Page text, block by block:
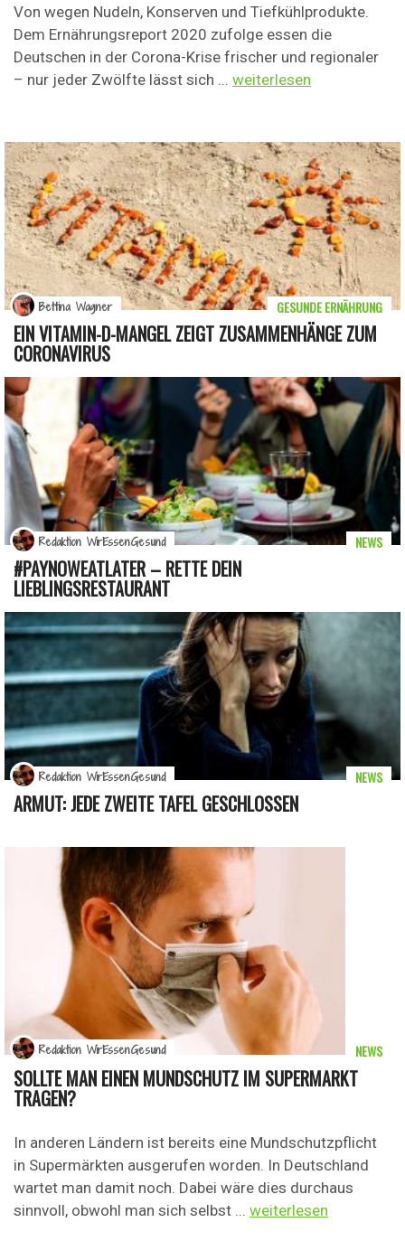
Von wegen Nudeln, Konserven und Tiefkühlprodukte.
Dem Ernährungsreport 2020 zufolge essen die
Deutschen in der Corona-Krise frischer und regionaler
– nur jeder Zwölfte lässt sich ... weiterlesen
EIN VITAMIN-D-MANGEL ZEIGT ZUSAMMENHÄNGE ZUM
CORONAVIRUS
GESUNDE ERNÄHRUNG
Bettina Wagner
#PAYNOWEATLATER – RETTE DEIN
LIEBLINGSRESTAURANT
NEWS
Redaktion WirEssenGesund
ARMUT: JEDE ZWEITE TAFEL GESCHLOSSEN
NEWS
Redaktion WirEssenGesund
SOLLTE MAN EINEN MUNDSCHUTZ IM SUPERMARKT
TRAGEN?
In anderen Ländern ist bereits eine Mundschutzpflicht
in Supermärkten ausgerufen worden. In Deutschland
wartet man damit noch. Dabei wäre dies durchaus
sinnvoll, obwohl man sich selbst ... weiterlesen
NEWS
Redaktion WirEssenGesund